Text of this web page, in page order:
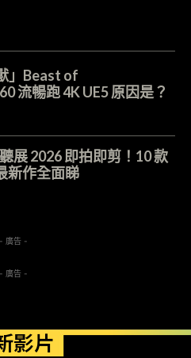
」Beast of
流暢跑 4K UE5 原因是？
展 2026 即拍即剪！10 款
新作全面睇
- 廣告 -
- 廣告 -
影片